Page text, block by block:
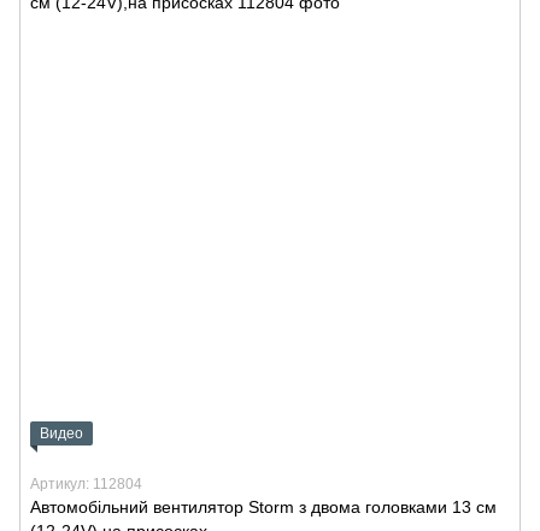
Видео
Артикул: 112804
Автомобільний вентилятор Storm з двома головками 13 см